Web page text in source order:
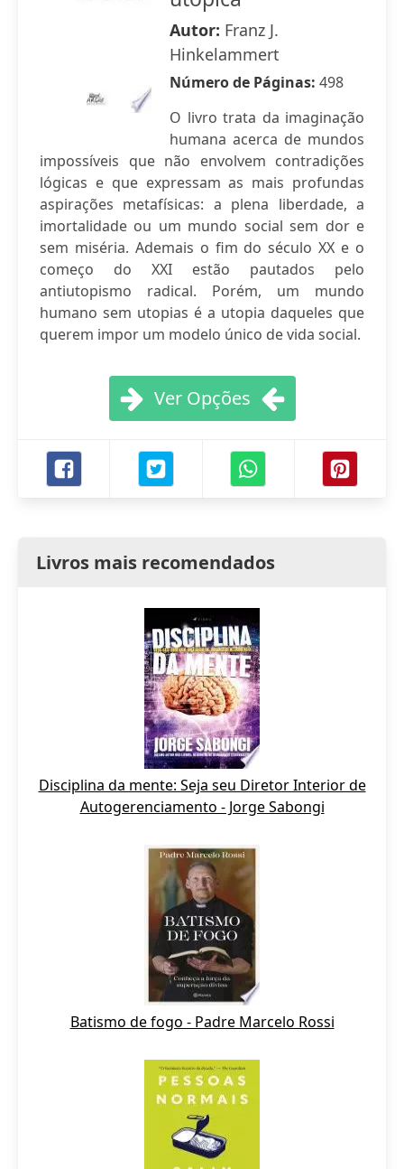
Autor: Franz J.
Hinkelammert
Número de Páginas: 498
O livro trata da imaginação
humana acerca de mundos
impossíveis que não envolvem contradições
lógicas e que expressam as mais profundas
aspirações metafísicas: a plena liberdade, a
imortalidade ou um mundo social sem dor e
sem miséria. Ademais o fim do século XX e o
começo do XXI estão pautados pelo
antiutopismo radical. Porém, um mundo
humano sem utopias é a utopia daqueles que
querem impor um modelo único de vida social.
Ver Opções
Livros mais recomendados
Disciplina da mente: Seja seu Diretor Interior de
Autogerenciamento - Jorge Sabongi
Batismo de fogo - Padre Marcelo Rossi